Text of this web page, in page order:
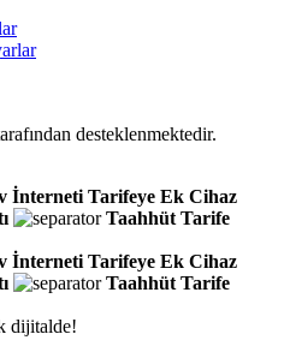
desteklenmektedir.
İnterneti Tarifeye Ek Cihaz
Taahhüt Tarife
İnterneti Tarifeye Ek Cihaz
Taahhüt Tarife
dijitalde!